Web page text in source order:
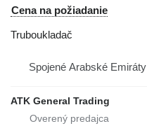
Cena na požiadanie
Truboukladač
Spojené Arabské Emiráty
ATK General Trading